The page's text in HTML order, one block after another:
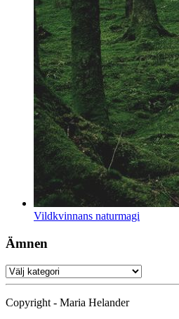
Vildkvinnans naturmagi
Ämnen
Ämnen
Copyright - Maria Helander